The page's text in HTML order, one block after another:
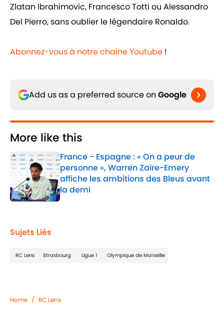
Zlatan Ibrahimovic, Francesco Totti ou Alessandro
Del Pierro, sans oublier le légendaire Ronaldo.
Abonnez-vous à notre chaîne Youtube !
Add us as a preferred source on Google
More like this
France - Espagne : « On a peur de
personne », Warren Zaïre-Emery
affiche les ambitions des Bleus avant
la demi
Published by on Invalid Date
Sujets Liés
RC Lens Strasbourg Ligue 1 Olympique de Marseille
Home / RC Lens